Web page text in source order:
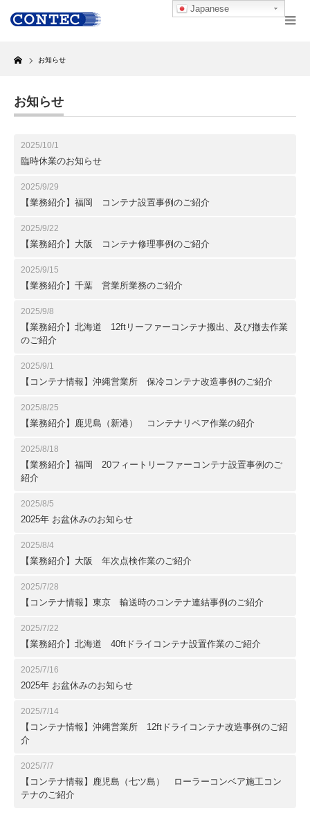
Home
お知らせ
お知らせ
2025/10/1
臨時休業のお知らせ
2025/9/29
【業務紹介】福岡 コンテナ設置事例のご紹介
2025/9/22
【業務紹介】大阪 コンテナ修理事例のご紹介
2025/9/15
【業務紹介】千葉 営業所業務のご紹介
2025/9/8
【業務紹介】北海道 12ftリーファーコンテナ搬出、及び撤去作業
のご紹介
2025/9/1
【コンテナ情報】沖縄営業所 保冷コンテナ改造事例のご紹介
2025/8/25
【業務紹介】鹿児島（新港） コンテナリペア作業の紹介
2025/8/18
【業務紹介】福岡 20フィートリーファーコンテナ設置事例のご
紹介
2025/8/5
2025年 お盆休みのお知らせ
2025/8/4
【業務紹介】大阪 年次点検作業のご紹介
2025/7/28
【コンテナ情報】東京 輸送時のコンテナ連結事例のご紹介
2025/7/22
【業務紹介】北海道 40ftドライコンテナ設置作業のご紹介
2025/7/16
2025年 お盆休みのお知らせ
2025/7/14
【コンテナ情報】沖縄営業所 12ftドライコンテナ改造事例のご紹
介
2025/7/7
【コンテナ情報】鹿児島（七ツ島） ローラーコンベア施工コン
テナのご紹介
Japanese